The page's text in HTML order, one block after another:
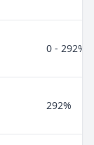
0 - 292%
292%